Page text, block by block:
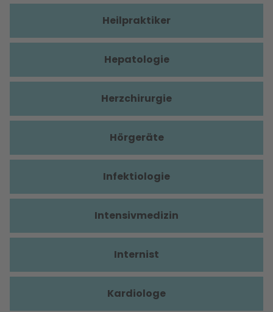
Heilpraktiker
Hepatologie
Herzchirurgie
Hörgeräte
Infektiologie
Intensivmedizin
Internist
Kardiologe